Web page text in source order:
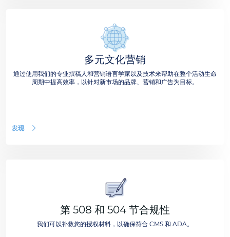
多元文化营销
通过使用我们的专业撰稿人和营销语言学家以及技术来帮助在整个活动生命
周期中提高效率，以针对新市场的品牌、营销和广告为目标。
发现
第 508 和 504 节合规性
我们可以补救您的授权材料，以确保符合 CMS 和 ADA。